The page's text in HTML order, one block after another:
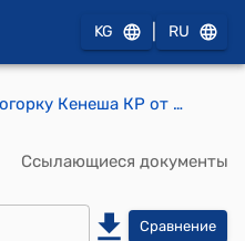
KG RU
Постановление Жогорку Кенеша КР от 2 апреля 2026 года № 358-VIII "О внесении изменений в некоторые постановления Жогорку Кенеша Кыргызской Республики"
Ссылающиеся документы
Сравнение